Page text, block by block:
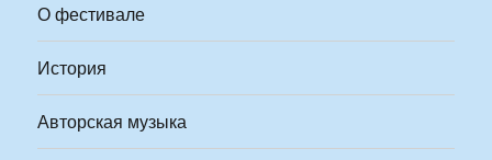
О фестивале
История
Авторская музыка